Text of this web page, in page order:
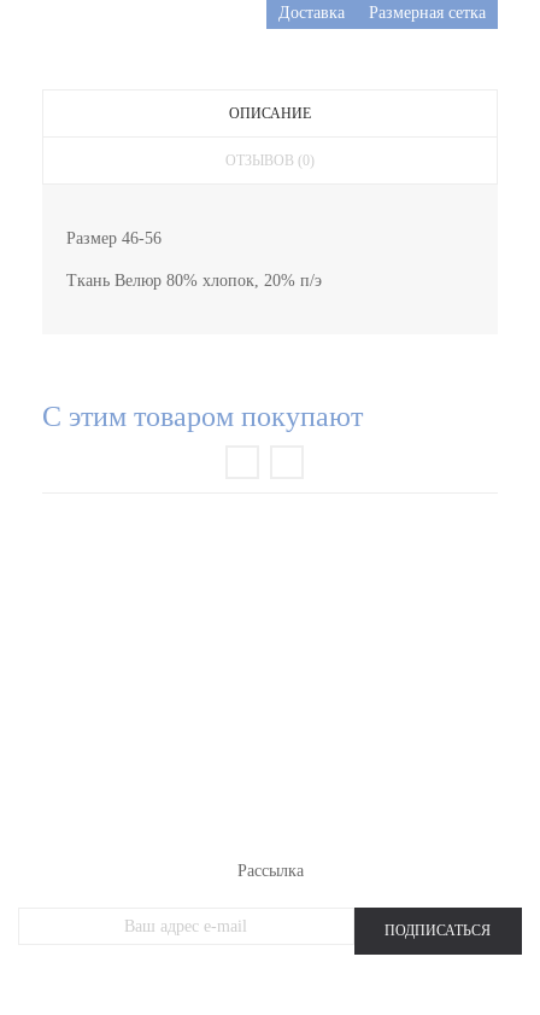
Доставка Размерная сетка
ОПИСАНИЕ
ОТЗЫВОВ (0)
Размер 46-56
Ткань Велюр 80% хлопок, 20% п/э
С этим товаром покупают
Рассылка
ПОДПИСАТЬСЯ